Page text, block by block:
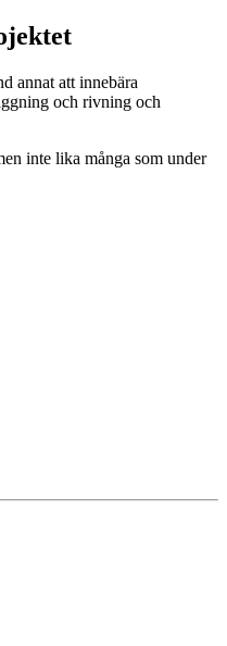
annat att innebära
och rivning och
inte lika många som under